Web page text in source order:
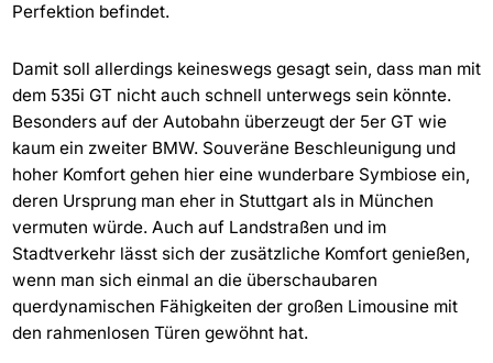
Perfektion befindet.
Damit soll allerdings keineswegs gesagt sein, dass man mit
dem 535i GT nicht auch schnell unterwegs sein könnte.
Besonders auf der Autobahn überzeugt der 5er GT wie
kaum ein zweiter BMW. Souveräne Beschleunigung und
hoher Komfort gehen hier eine wunderbare Symbiose ein,
deren Ursprung man eher in Stuttgart als in München
vermuten würde. Auch auf Landstraßen und im
Stadtverkehr lässt sich der zusätzliche Komfort genießen,
wenn man sich einmal an die überschaubaren
querdynamischen Fähigkeiten der großen Limousine mit
den rahmenlosen Türen gewöhnt hat.